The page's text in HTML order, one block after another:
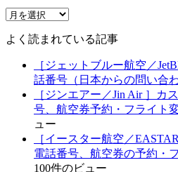
リ
ー
こ
ま
よく読まれている記事
［ジェットブルー航空／
話番号（日本からの問い合
［ジンエアー／Jin Air ］カ
号、航空券予約・フライト
ュー
［イースター航空／
電話番号、航空券の予約・
100件のビュー